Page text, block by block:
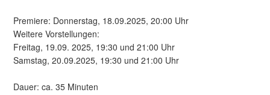
Premiere: Donnerstag, 18.09.2025, 20:00 Uhr
Weitere Vorstellungen:
Freitag, 19.09. 2025, 19:30 und 21:00 Uhr
Samstag, 20.09.2025, 19:30 und 21:00 Uhr
Dauer: ca. 35 Minuten